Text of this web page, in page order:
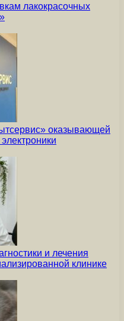
лакокрасочных
оказывающей
и лечения
клинике